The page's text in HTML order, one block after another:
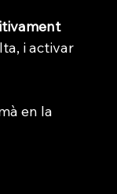
i activar
en la